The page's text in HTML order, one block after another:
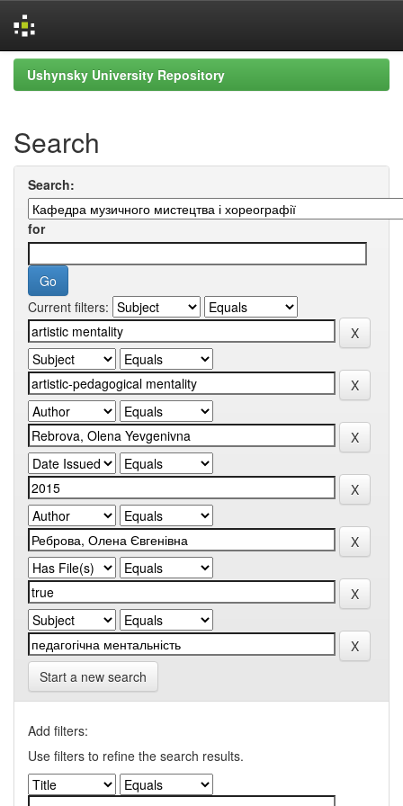
Skip
navigation
Ushynsky University Repository
Search
Search:
for
Current filters:
Start a new search
Add filters:
Use filters to refine the search results.